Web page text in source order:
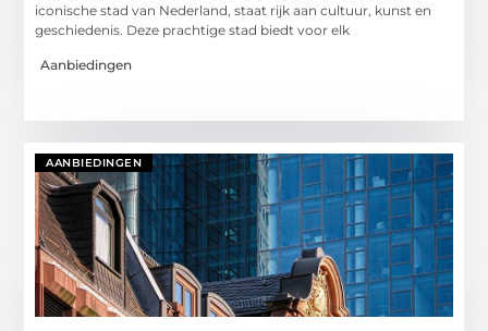
iconische stad van Nederland, staat rijk aan cultuur, kunst en
geschiedenis. Deze prachtige stad biedt voor elk
Aanbiedingen
AANBIEDINGEN